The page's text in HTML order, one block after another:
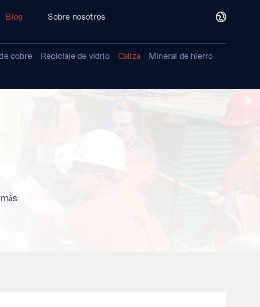
Blog
Sobre nosotros
cobre Reciclaje de vidrio Caliza
Mineral de hierro